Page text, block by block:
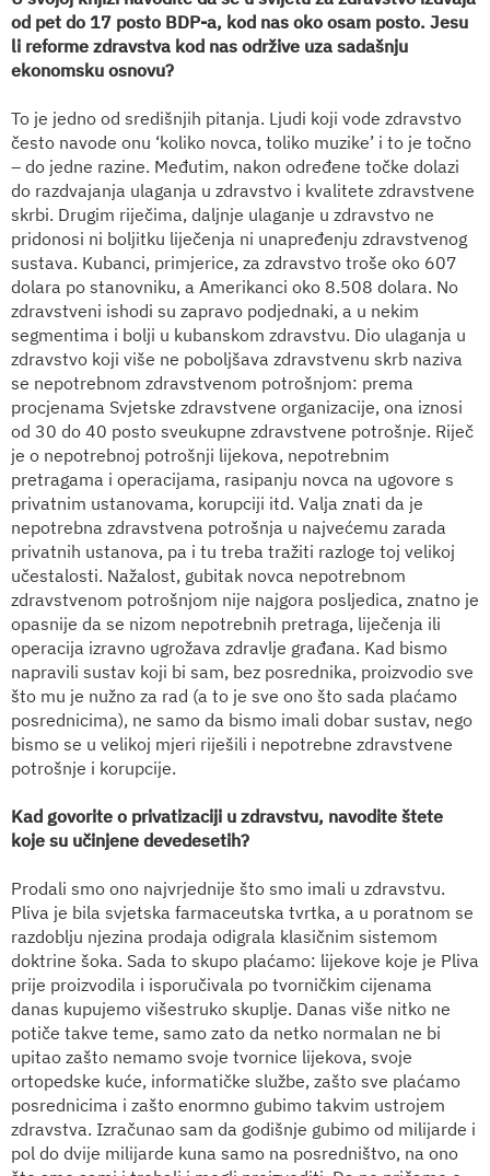
od pet do 17 posto BDP-a, kod nas oko osam posto. Jesu
li reforme zdravstva kod nas održive uza sadašnju
ekonomsku osnovu?
To je jedno od središnjih pitanja. Ljudi koji vode zdravstvo
često navode onu ‘koliko novca, toliko muzike’ i to je točno
– do jedne razine. Međutim, nakon određene točke dolazi
do razdvajanja ulaganja u zdravstvo i kvalitete zdravstvene
skrbi. Drugim riječima, daljnje ulaganje u zdravstvo ne
pridonosi ni boljitku liječenja ni unapređenju zdravstvenog
sustava. Kubanci, primjerice, za zdravstvo troše oko 607
dolara po stanovniku, a Amerikanci oko 8.508 dolara. No
zdravstveni ishodi su zapravo podjednaki, a u nekim
segmentima i bolji u kubanskom zdravstvu. Dio ulaganja u
zdravstvo koji više ne poboljšava zdravstvenu skrb naziva
se nepotrebnom zdravstvenom potrošnjom: prema
procjenama Svjetske zdravstvene organizacije, ona iznosi
od 30 do 40 posto sveukupne zdravstvene potrošnje. Riječ
je o nepotrebnoj potrošnji lijekova, nepotrebnim
pretragama i operacijama, rasipanju novca na ugovore s
privatnim ustanovama, korupciji itd. Valja znati da je
nepotrebna zdravstvena potrošnja u najvećemu zarada
privatnih ustanova, pa i tu treba tražiti razloge toj velikoj
učestalosti. Nažalost, gubitak novca nepotrebnom
zdravstvenom potrošnjom nije najgora posljedica, znatno je
opasnije da se nizom nepotrebnih pretraga, liječenja ili
operacija izravno ugrožava zdravlje građana. Kad bismo
napravili sustav koji bi sam, bez posrednika, proizvodio sve
što mu je nužno za rad (a to je sve ono što sada plaćamo
posrednicima), ne samo da bismo imali dobar sustav, nego
bismo se u velikoj mjeri riješili i nepotrebne zdravstvene
potrošnje i korupcije.
Kad govorite o privatizaciji u zdravstvu, navodite štete
koje su učinjene devedesetih?
Prodali smo ono najvrjednije što smo imali u zdravstvu.
Pliva je bila svjetska farmaceutska tvrtka, a u poratnom se
razdoblju njezina prodaja odigrala klasičnim sistemom
doktrine šoka. Sada to skupo plaćamo: lijekove koje je Pliva
prije proizvodila i isporučivala po tvorničkim cijenama
danas kupujemo višestruko skuplje. Danas više nitko ne
potiče takve teme, samo zato da netko normalan ne bi
upitao zašto nemamo svoje tvornice lijekova, svoje
ortopedske kuće, informatičke službe, zašto sve plaćamo
posrednicima i zašto enormno gubimo takvim ustrojem
zdravstva. Izračunao sam da godišnje gubimo od milijarde i
pol do dvije milijarde kuna samo na posredništvo, na ono